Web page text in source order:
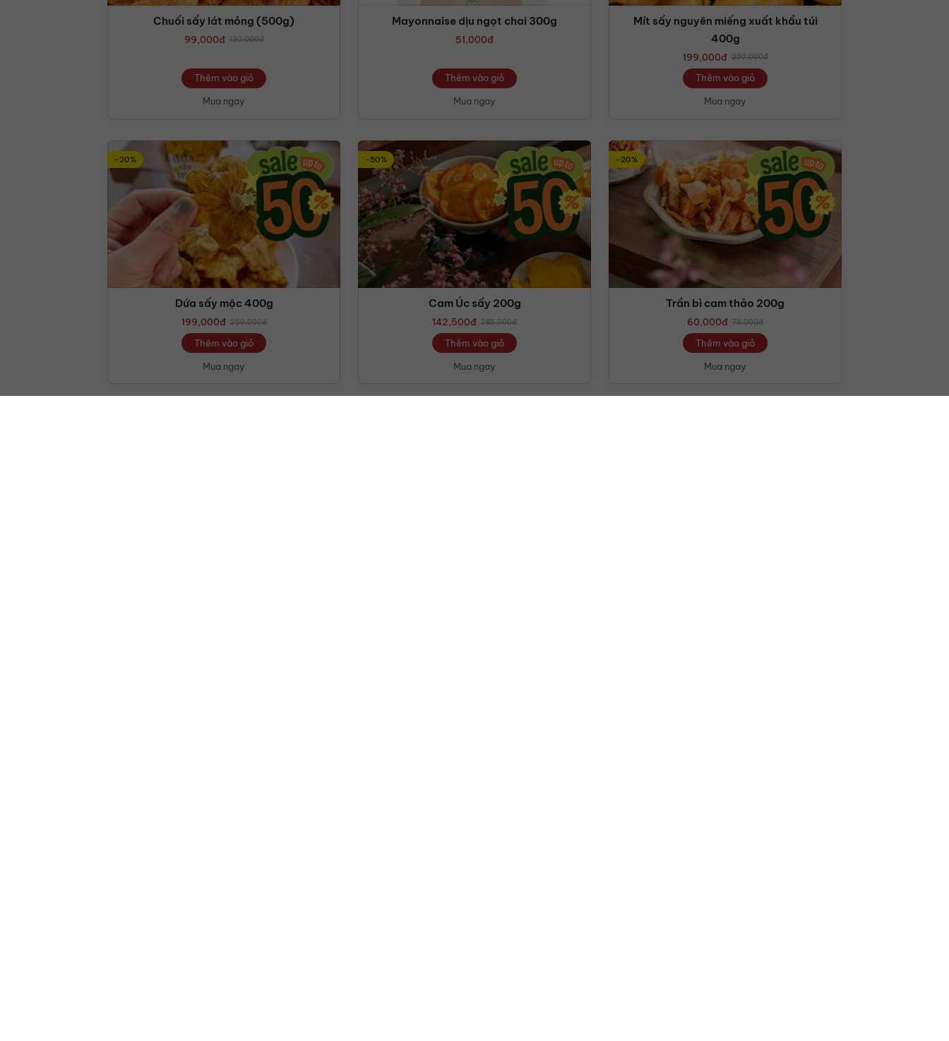
Chuối sấy lát mỏng (500g)
99,000đ 120,000đ
Mua ngay
Thêm vào giỏ
Mayonnaise dịu ngọt chai 300g
51,000đ
Mua ngay
Thêm vào giỏ
Mít sấy nguyên miếng xuất khẩu túi
400g
199,000đ 250,000đ
Mua ngay
Thêm vào giỏ
-20%
Dứa sấy mộc 400g
199,000đ 250,000đ
Mua ngay
Thêm vào giỏ
-50%
Cam Úc sấy 200g
142,500đ 285,000đ
Mua ngay
Thêm vào giỏ
-20%
Trần bì cam thảo 200g
60,000đ 75,000đ
Mua ngay
Thêm vào giỏ